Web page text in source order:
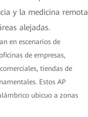
y la medicina remota
alejadas.
en escenarios de
de empresas,
tiendas de
Estos AP
ubicuo a zonas